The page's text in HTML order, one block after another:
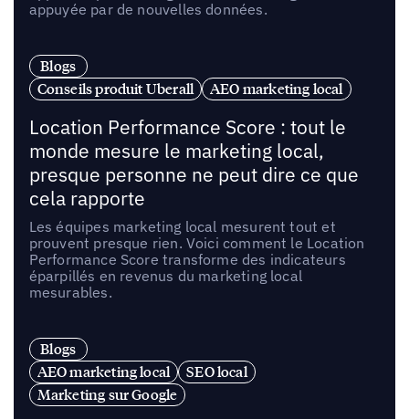
appuyée par de nouvelles données.
Blogs
Conseils produit Uberall
AEO marketing local
Location Performance Score : tout le
monde mesure le marketing local,
presque personne ne peut dire ce que
cela rapporte
Les équipes marketing local mesurent tout et
prouvent presque rien. Voici comment le Location
Performance Score transforme des indicateurs
éparpillés en revenus du marketing local
mesurables.
Blogs
AEO marketing local
SEO local
Marketing sur Google